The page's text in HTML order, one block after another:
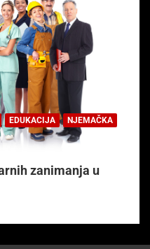
EDUKACIJA
NJEMAČKA
zanimanja u